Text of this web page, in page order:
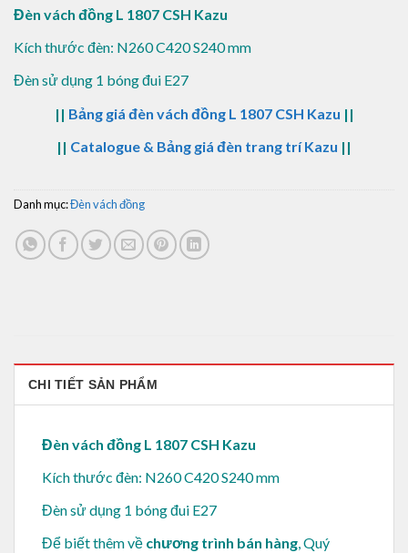
Đèn vách đồng L 1807 CSH Kazu
Kích thước đèn: N260 C420 S240 mm
Đèn sử dụng 1 bóng đui E27
|| Bảng giá đèn vách đồng L 1807 CSH Kazu ||
|| Catalogue & Bảng giá đèn trang trí Kazu ||
Danh mục:Đèn vách đồng
CHI TIẾT SẢN PHẨM
Đèn vách đồng L 1807 CSH Kazu
Kích thước đèn: N260 C420 S240 mm
Đèn sử dụng 1 bóng đui E27
Để biết thêm về chương trình bán hàng, Quý